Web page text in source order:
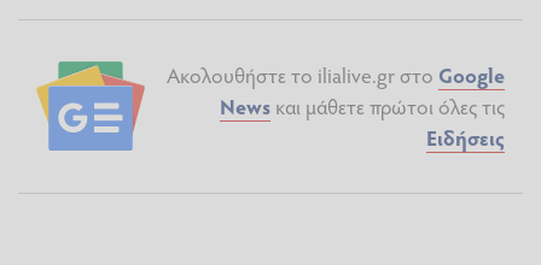
Ακολουθήστε το ilialive.gr στο Google
News και μάθετε πρώτοι όλες τις
Ειδήσεις